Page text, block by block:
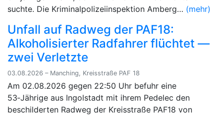
suchte. Die Kriminalpolizeiinspektion Amberg… (mehr)
Unfall auf Radweg der PAF18:
Alkoholisierter Radfahrer flüchtet —
zwei Verletzte
03.08.2026 – Manching, Kreisstraße PAF 18
Am 02.08.2026 gegen 22:50 Uhr befuhr eine
53‑Jährige aus Ingolstadt mit ihrem Pedelec den
beschilderten Radweg der Kreisstraße PAF18 von